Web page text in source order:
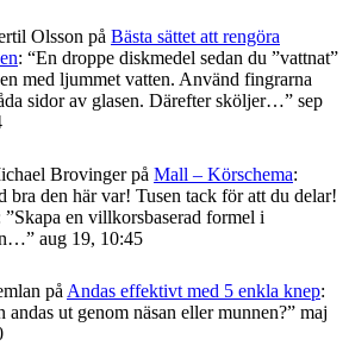
Olsson på Bästa sättet att rengöra
: “En droppe diskmedel sedan du ”vattnat”
med ljummet vatten. Använd fingrarna
sidor av glasen. Därefter sköljer…” sep
Brovingerpå Mall – Körschema:
bra den här var! Tusen tack för att du delar!
”Skapa en villkorsbaserad formel i
” aug 19, 10:45
på Andas effektivt med 5 enkla knep:
andas ut genom näsan eller munnen?” maj